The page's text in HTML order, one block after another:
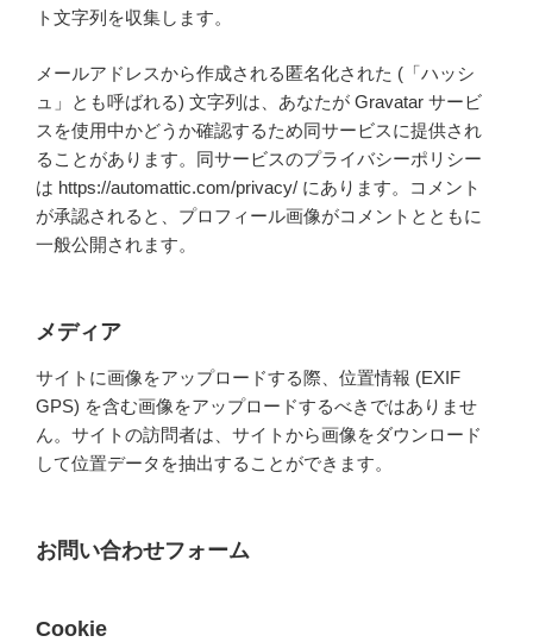
ト文字列を収集します。
メールアドレスから作成される匿名化された (「ハッシ
ュ」とも呼ばれる) 文字列は、あなたが Gravatar サービ
スを使用中かどうか確認するため同サービスに提供され
ることがあります。同サービスのプライバシーポリシー
は https://automattic.com/privacy/ にあります。コメント
が承認されると、プロフィール画像がコメントとともに
一般公開されます。
メディア
サイトに画像をアップロードする際、位置情報 (EXIF
GPS) を含む画像をアップロードするべきではありませ
ん。サイトの訪問者は、サイトから画像をダウンロード
して位置データを抽出することができます。
お問い合わせフォーム
Cookie